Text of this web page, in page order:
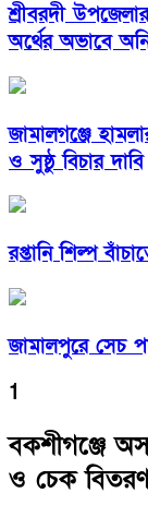
শ্রীবরদী
অর্থের অভাবে
জামালগঞ্জে
ও সুষ্ঠু বিচার দাবি
রপ্তানি শিল্প
জামালপুরে সেচ
1
বকশীগঞ্জে
ও চেক বিতরণ